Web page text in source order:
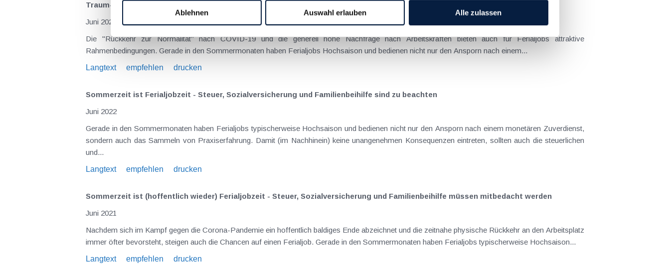
Ablehnen Auswahl erlauben Alle zulassen
Traum-Ferialjob gefunden? Steuer, Sozialversicherung und Familienbeihilfe sollten nicht unterschätzt werden
Juni 2023
Die "Rückkehr zur Normalität" nach COVID-19 und die generell hohe Nachfrage nach Arbeitskräften bieten auch für Ferialjobs attraktive
Rahmenbedingungen. Gerade in den Sommermonaten haben Ferialjobs Hochsaison und bedienen nicht nur den Ansporn nach einem...
Langtext
empfehlen drucken
Sommerzeit ist Ferialjobzeit - Steuer, Sozialversicherung und Familienbeihilfe sind zu beachten
Juni 2022
Gerade in den Sommermonaten haben Ferialjobs typischerweise Hochsaison und bedienen nicht nur den Ansporn nach einem monetären Zuverdienst,
sondern auch das Sammeln von Praxiserfahrung. Damit (im Nachhinein) keine unangenehmen Konsequenzen eintreten, sollten auch die steuerlichen
und...
Langtext
empfehlen drucken
Sommerzeit ist (hoffentlich wieder) Ferialjobzeit - Steuer, Sozialversicherung und Familienbeihilfe müssen mitbedacht werden
Juni 2021
Nachdem sich im Kampf gegen die Corona-Pandemie ein hoffentlich baldiges Ende abzeichnet und die zeitnahe physische Rückkehr an den Arbeitsplatz
immer öfter bevorsteht, steigen auch die Chancen auf einen Ferialjob. Gerade in den Sommermonaten haben Ferialjobs typischerweise Hochsaison...
Langtext
empfehlen drucken